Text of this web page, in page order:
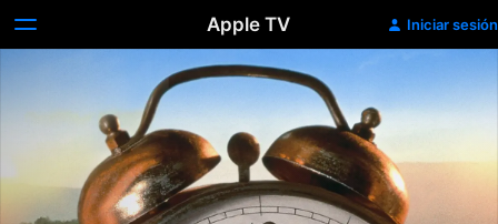
Apple TV Iniciar sesión